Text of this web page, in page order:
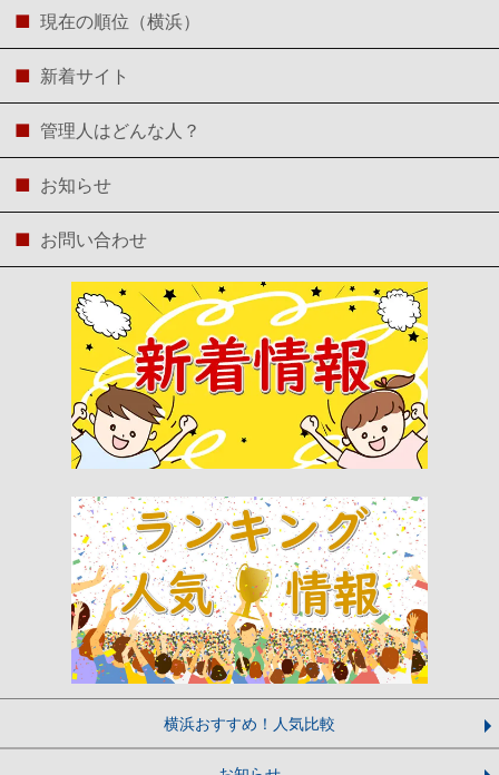
現在の順位（横浜）
新着サイト
管理人はどんな人？
お知らせ
お問い合わせ
横浜おすすめ！人気比較